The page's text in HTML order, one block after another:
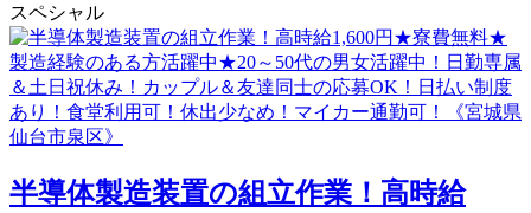
スペシャル
半導体製造装置の組立作業！高時給